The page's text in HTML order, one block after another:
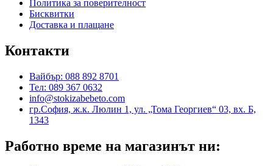
Политика за поверителност
Бисквитки
Доставка и плащане
Контакти
Вайбър: 088 892 8701
Тел: 089 367 0632
info@stokizabebeto.com
гр.София, ж.к. Люлин 1, ул. „Тома Георгиев“ 03, вх. Б,
1343
Работно време на магазинът ни: